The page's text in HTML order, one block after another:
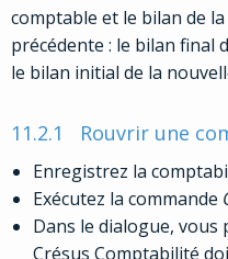
comptable et le bilan de
précédente : le bilan final
le bilan initial de la
11.2.1 Rouvrir une
Enregistrez la
Exécutez la commande
Dans le dialogue,
Crésus Comptabilité